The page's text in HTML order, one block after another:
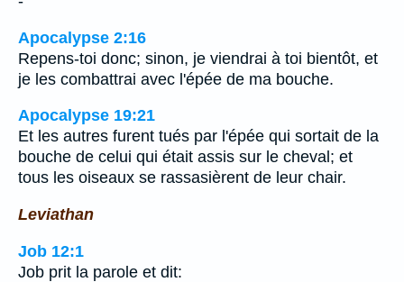
Apocalypse 2:16
Repens-toi donc; sinon, je viendrai à toi bientôt, et
je les combattrai avec l'épée de ma bouche.
Apocalypse 19:21
Et les autres furent tués par l'épée qui sortait de la
bouche de celui qui était assis sur le cheval; et
tous les oiseaux se rassasièrent de leur chair.
Leviathan
Job 12:1
Job prit la parole et dit: